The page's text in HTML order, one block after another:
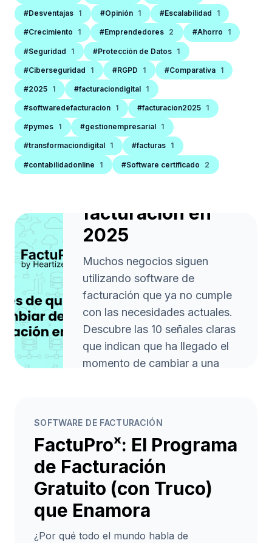
#Desventajas 1 #Opinión 1 #Escalabilidad 1
#Crecimiento 1 #Emprendedores 2 #Ahorro 1
#Seguridad 1 #Protección de Datos 1
#Ciberseguridad 1 #RGPD 1 #Comparativa 1
#2025 1 #facturaciondigital 1
#softwaredefacturacion 1 #facturacion2025 1
#pymes 1 #gestionempresarial 1
#transformaciondigital 1 #facturas 1
#contabilidadonline 1 #Software certificado 2
SOFTWARE DE FACTURACIÓN
Las 10 señales de
que tu negocio
necesita cambiar
facturación en
2025
Muchos negocios siguen
utilizando software de
facturación que ya no cumple
con las necesidades actuales.
Descubre las 10 señales claras
que indican que ha llegado el
momento de cambiar a una
trabajar más rápido, con
normativa Veri*Factu.
Leer artículoarrow_forward
SOFTWARE DE FACTURACIÓN
FactuProˣ: El Programa
de Facturación
Gratuito (con Truco)
que Enamora
¿Por qué todo el mundo habla de